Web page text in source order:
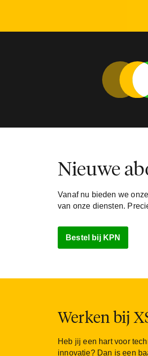
Nieuwe
Vanaf nu bieden we
van onze diensten.
Bestel bij KPN
Werken bij
Heb jij een hart voor
innovatie? Dan is een